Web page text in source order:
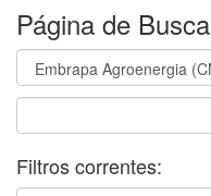
Página de Busca
Filtros correntes: